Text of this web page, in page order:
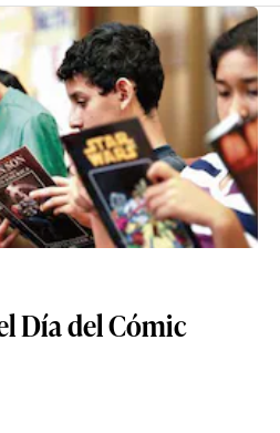
Día del Cómic